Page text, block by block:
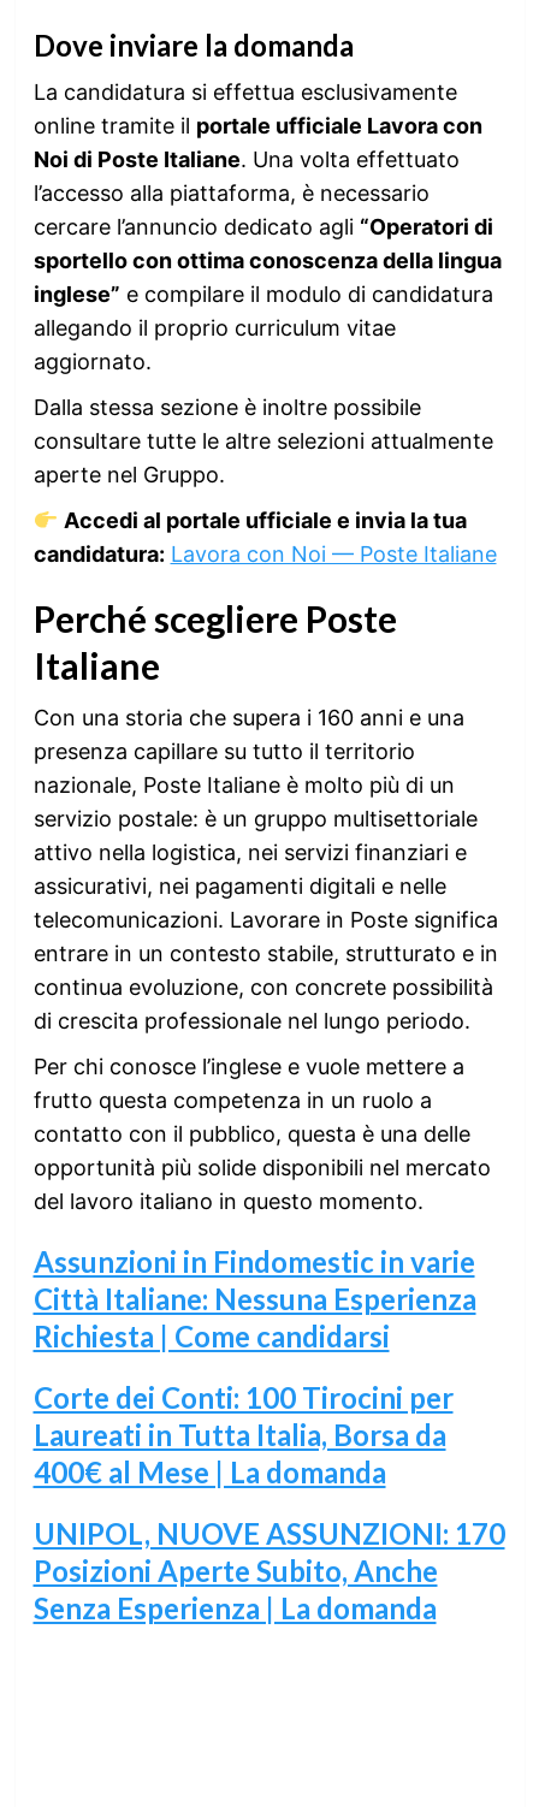
Dove inviare la domanda
La candidatura si effettua esclusivamente
online tramite il portale ufficiale Lavora con
Noi di Poste Italiane. Una volta effettuato
l’accesso alla piattaforma, è necessario
cercare l’annuncio dedicato agli “Operatori di
sportello con ottima conoscenza della lingua
inglese” e compilare il modulo di candidatura
allegando il proprio curriculum vitae
aggiornato.
Dalla stessa sezione è inoltre possibile
consultare tutte le altre selezioni attualmente
aperte nel Gruppo.
Accedi al portale ufficiale e invia la tua
candidatura: Lavora con Noi — Poste Italiane
Perché scegliere Poste
Italiane
Con una storia che supera i 160 anni e una
presenza capillare su tutto il territorio
nazionale, Poste Italiane è molto più di un
servizio postale: è un gruppo multisettoriale
attivo nella logistica, nei servizi finanziari e
assicurativi, nei pagamenti digitali e nelle
telecomunicazioni. Lavorare in Poste significa
entrare in un contesto stabile, strutturato e in
continua evoluzione, con concrete possibilità
di crescita professionale nel lungo periodo.
Per chi conosce l’inglese e vuole mettere a
frutto questa competenza in un ruolo a
contatto con il pubblico, questa è una delle
opportunità più solide disponibili nel mercato
del lavoro italiano in questo momento.
Assunzioni in Findomestic in varie
Città Italiane: Nessuna Esperienza
Richiesta | Come candidarsi
Corte dei Conti: 100 Tirocini per
Laureati in Tutta Italia, Borsa da
400€ al Mese | La domanda
UNIPOL, NUOVE ASSUNZIONI: 170
Posizioni Aperte Subito, Anche
Senza Esperienza | La domanda